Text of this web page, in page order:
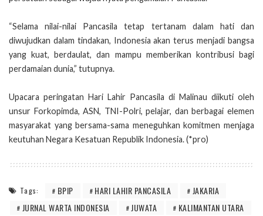
“Selama nilai-nilai Pancasila tetap tertanam dalam hati dan
diwujudkan dalam tindakan, Indonesia akan terus menjadi bangsa
yang kuat, berdaulat, dan mampu memberikan kontribusi bagi
perdamaian dunia,” tutupnya.
Upacara peringatan Hari Lahir Pancasila di Malinau diikuti oleh
unsur Forkopimda, ASN, TNI-Polri, pelajar, dan berbagai elemen
masyarakat yang bersama-sama meneguhkan komitmen menjaga
keutuhan Negara Kesatuan Republik Indonesia. (*pro)
Tags: BPIP HARI LAHIR PANCASILA
JAKARIA
JURNAL WARTA INDONESIA
JUWATA
KALIMANTAN UTARA